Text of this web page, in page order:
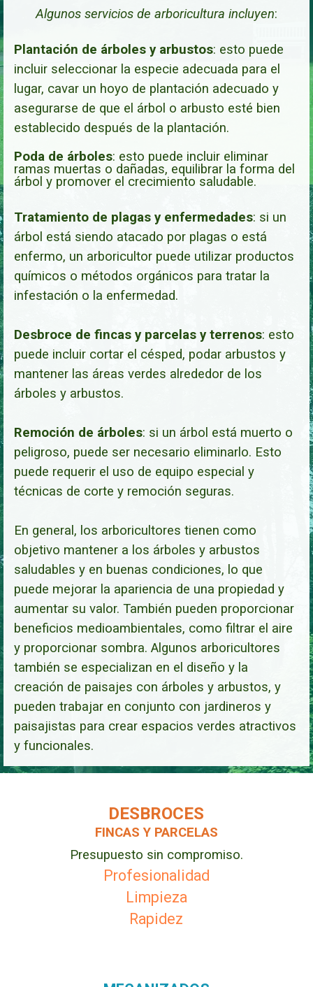
Algunos servicios de arboricultura incluyen:
Plantación de árboles y arbustos: esto puede
incluir seleccionar la especie adecuada para el
lugar, cavar un hoyo de plantación adecuado y
asegurarse de que el árbol o arbusto esté bien
establecido después de la plantación.
Poda de árboles: esto puede incluir eliminar
ramas muertas o dañadas, equilibrar la forma del
árbol y promover el crecimiento saludable.
Tratamiento de plagas y enfermedades: si un
árbol está siendo atacado por plagas o está
enfermo, un arboricultor puede utilizar productos
químicos o métodos orgánicos para tratar la
infestación o la enfermedad.
Desbroce de fincas y parcelas y terrenos: esto
puede incluir cortar el césped, podar arbustos y
mantener las áreas verdes alrededor de los
árboles y arbustos.
Remoción de árboles: si un árbol está muerto o
peligroso, puede ser necesario eliminarlo. Esto
puede requerir el uso de equipo especial y
técnicas de corte y remoción seguras.
En general, los arboricultores tienen como
objetivo mantener a los árboles y arbustos
saludables y en buenas condiciones, lo que
puede mejorar la apariencia de una propiedad y
aumentar su valor. También pueden proporcionar
beneficios medioambientales, como filtrar el aire
y proporcionar sombra. Algunos arboricultores
también se especializan en el diseño y la
creación de paisajes con árboles y arbustos, y
pueden trabajar en conjunto con jardineros y
paisajistas para crear espacios verdes atractivos
y funcionales.
DESBROCES
FINCAS Y PARCELAS
Presupuesto sin compromiso.
Profesionalidad
Limpieza
Rapidez